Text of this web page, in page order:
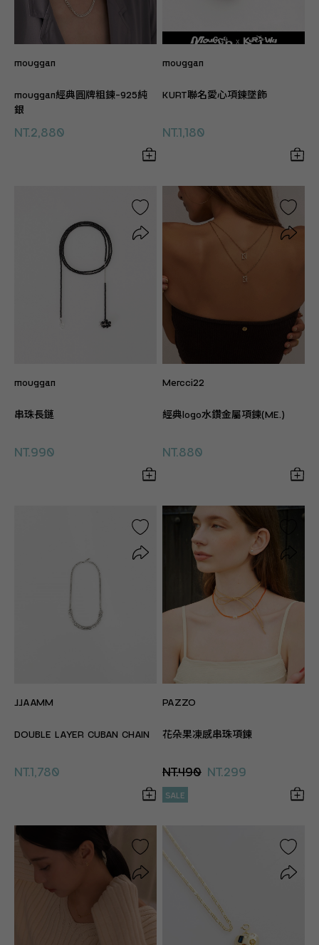
mouggan
mouggan經典圓牌粗鍊-925純
銀
NT.2,880
mouggan
KURT聯名愛心項鍊墜飾
NT.1,180
mouggan
串珠長鏈
NT.990
Mercci22
經典logo水鑽金屬項鍊(ME.)
NT.880
JJAAMM
DOUBLE LAYER CUBAN CHAIN
NT.1,780
PAZZO
花朵果凍感串珠項鍊
NT.490 NT.299
SALE